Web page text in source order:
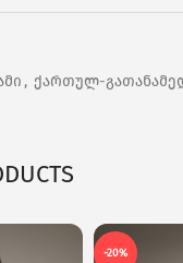
, ქართულ-
-20%